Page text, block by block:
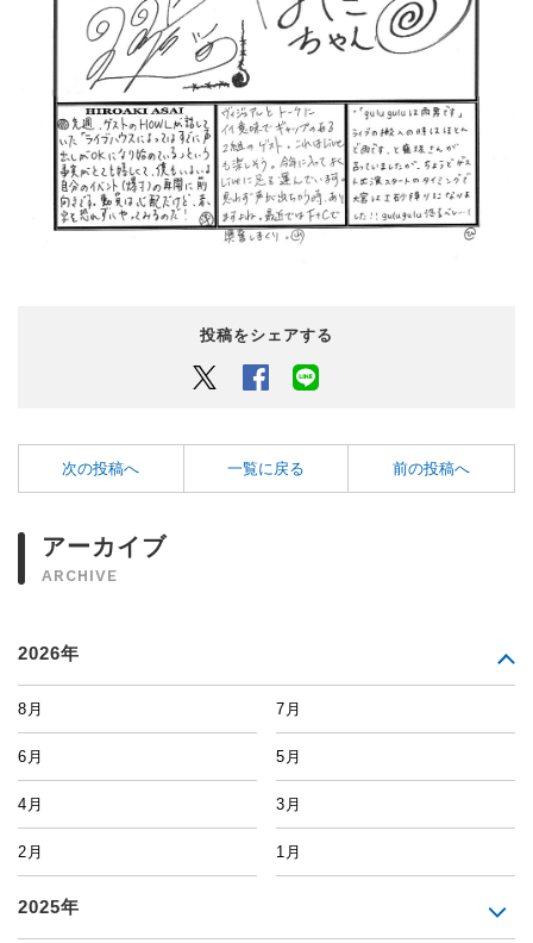
投稿をシェアする
Twitter Facebook
次の投稿へ 一覧に戻る 前の投稿へ
アーカイブ
ARCHIVE
2026年
8月 7月
6月 5月
4月 3月
2月 1月
2025年